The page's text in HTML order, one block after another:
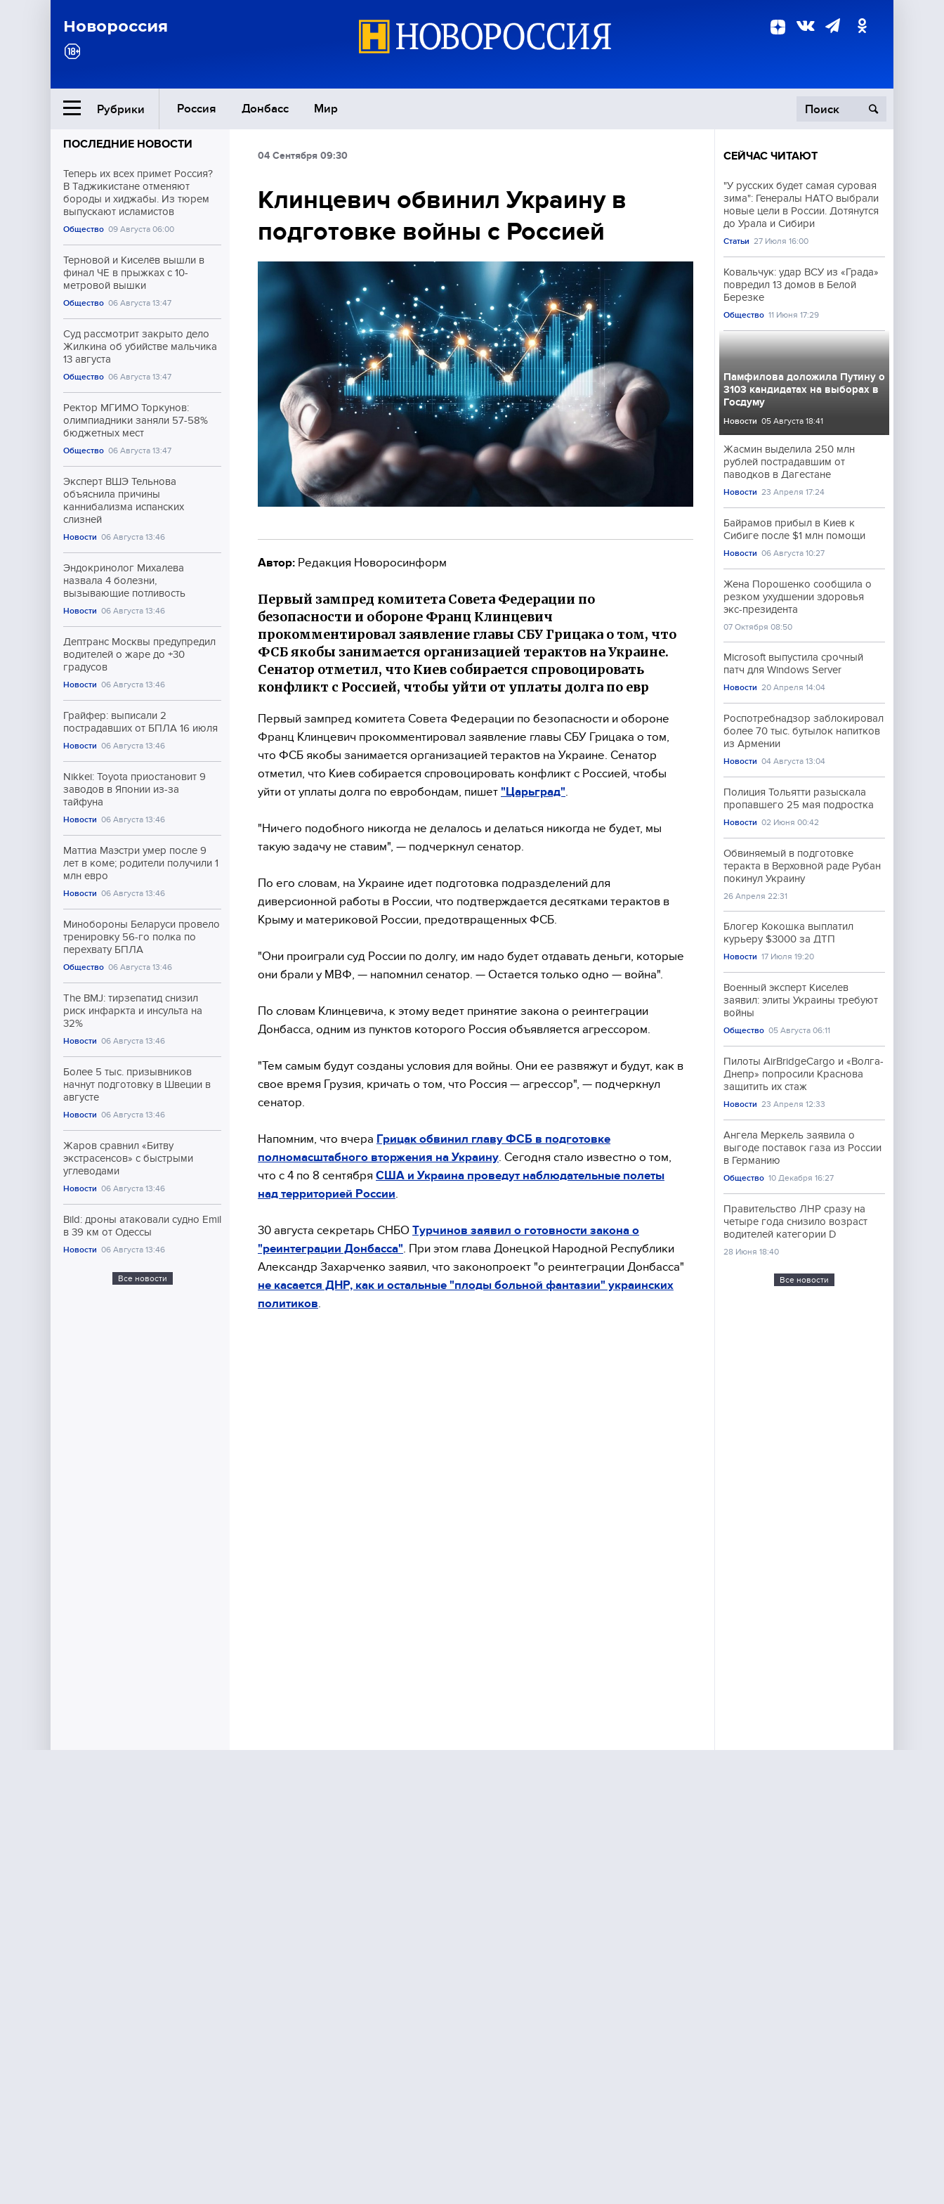
Новороссия
Рубрики Россия Донбасс Мир
Ближний Восток
Общество
Экономика
Происшествия
Культура
ПОСЛЕДНИЕ НОВОСТИ
Теперь их всех примет Россия?
В Таджикистане отменяют
бороды и хиджабы. Из тюрем
выпускают исламистов
Общество 09 Августа 06:00
Терновой и Киселёв вышли в
финал ЧЕ в прыжках с 10-
метровой вышки
Общество 06 Августа 13:47
Суд рассмотрит закрыто дело
Жилкина об убийстве мальчика
13 августа
Общество 06 Августа 13:47
Ректор МГИМО Торкунов:
олимпиадники заняли 57-58%
бюджетных мест
Общество 06 Августа 13:47
Эксперт ВШЭ Тельнова
объяснила причины
каннибализма испанских
слизней
Новости 06 Августа 13:46
Эндокринолог Михалева
назвала 4 болезни,
вызывающие потливость
Новости 06 Августа 13:46
Дептранс Москвы предупредил
водителей о жаре до +30
градусов
Новости 06 Августа 13:46
Грайфер: выписали 2
пострадавших от БПЛА 16 июля
Новости 06 Августа 13:46
Nikkei: Toyota приостановит 9
заводов в Японии из-за
тайфуна
Новости 06 Августа 13:46
Маттиа Маэстри умер после 9
лет в коме; родители получили 1
млн евро
Новости 06 Августа 13:46
Минобороны Беларуси провело
тренировку 56-го полка по
перехвату БПЛА
Общество 06 Августа 13:46
The BMJ: тирзепатид снизил
риск инфаркта и инсульта на
32%
Новости 06 Августа 13:46
Более 5 тыс. призывников
начнут подготовку в Швеции в
августе
Новости 06 Августа 13:46
Жаров сравнил «Битву
экстрасенсов» с быстрыми
углеводами
Новости 06 Августа 13:46
Bild: дроны атаковали судно Emil
в 39 км от Одессы
Новости 06 Августа 13:46
Все новости
04 Сентября 09:30
Клинцевич обвинил Украину в
подготовке войны с Россией
Автор: Редакция Новоросинформ
Первый зампред комитета Совета Федерации по
безопасности и обороне Франц Клинцевич
прокомментировал заявление главы СБУ Грицака о том, что
ФСБ якобы занимается организацией терактов на Украине.
Cенатор отметил, что Киев собирается спровоцировать
конфликт с Россией, чтобы уйти от уплаты долга по евр
Первый зампред комитета Совета Федерации по безопасности и обороне
Франц Клинцевич прокомментировал заявление главы СБУ Грицака о том,
что ФСБ якобы занимается организацией терактов на Украине. Cенатор
отметил, что Киев собирается спровоцировать конфликт с Россией, чтобы
уйти от уплаты долга по евробондам, пишет "Царьград"
"Ничего подобного никогда не делалось и делаться никогда не будет, мы
такую задачу не ставим", — подчеркнул сенатор.
По его словам, на Украине идет подготовка подразделений для
диверсионной работы в России, что подтверждается десятками терактов в
Крыму и материковой России, предотвращенных ФСБ.
"Они проиграли суд России по долгу, им надо будет отдавать деньги, которые
они брали у МВФ, — напомнил сенатор. — Остается только одно — война".
По словам Клинцевича, к этому ведет принятие закона о реинтеграции
Донбасса, одним из пунктов которого Россия объявляется агрессором.
"Тем самым будут созданы условия для войны. Они ее развяжут и будут, как в
свое время Грузия, кричать о том, что Россия — агрессор", — подчеркнул
сенатор.
Напомним, что вчера Грицак обвинил главу ФСБ в подготовке
полномасштабного вторжения на Украину . Сегодня стало известно о том,
что с 4 по 8 сентября США и Украина проведут наблюдательные полеты
над территорией России
30 августа секретарь СНБО Турчинов заявил о готовности закона о
"реинтеграции Донбасса" . При этом глава Донецкой Народной Республики
Александр Захарченко заявил, что законопроект "о реинтеграции Донбасса"
не касается ДНР, как и остальные "плоды больной фантазии" украинских
политиков
СЕЙЧАС ЧИТАЮТ
"У русских будет самая суровая
зима": Генералы НАТО выбрали
новые цели в России. Дотянутся
до Урала и Сибири
Статьи 27 Июля 16:00
Ковальчук: удар ВСУ из «Града»
повредил 13 домов в Белой
Березке
Общество 11 Июня 17:29
Памфилова доложила Путину о
3103 кандидатах на выборах в
Госдуму
Новости 05 Августа 18:41
Жасмин выделила 250 млн
рублей пострадавшим от
паводков в Дагестане
Новости 23 Апреля 17:24
Байрамов прибыл в Киев к
Сибиге после $1 млн помощи
Новости 06 Августа 10:27
Жена Порошенко сообщила о
резком ухудшении здоровья
экс-президента
07 Октября 08:50
Microsoft выпустила срочный
патч для Windows Server
Новости 20 Апреля 14:04
Роспотребнадзор заблокировал
более 70 тыс. бутылок напитков
из Армении
Новости 04 Августа 13:04
Полиция Тольятти разыскала
пропавшего 25 мая подростка
Новости 02 Июня 00:42
Обвиняемый в подготовке
теракта в Верховной раде Рубан
покинул Украину
26 Апреля 22:31
Блогер Кокошка выплатил
курьеру $3000 за ДТП
Новости 17 Июля 19:20
Военный эксперт Киселев
заявил: элиты Украины требуют
войны
Общество 05 Августа 06:11
Пилоты AirBridgeCargo и «Волга-
Днепр» попросили Краснова
защитить их стаж
Новости 23 Апреля 12:33
Ангела Меркель заявила о
выгоде поставок газа из России
в Германию
Общество 10 Декабря 16:27
Правительство ЛНР сразу на
четыре года снизило возраст
водителей категории D
28 Июня 18:40
Все новости